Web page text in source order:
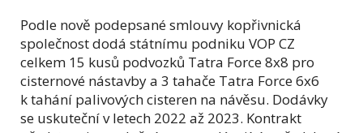
Podle nově podepsané smlouvy kopřivnická
společnost dodá státnímu podniku VOP CZ
celkem 15 kusů podvozků Tatra Force 8x8 pro
cisternové nástavby a 3 tahače Tatra Force 6x6
k tahání palivových cisteren na návěsu. Dodávky
se uskuteční v letech 2022 až 2023. Kontrakt